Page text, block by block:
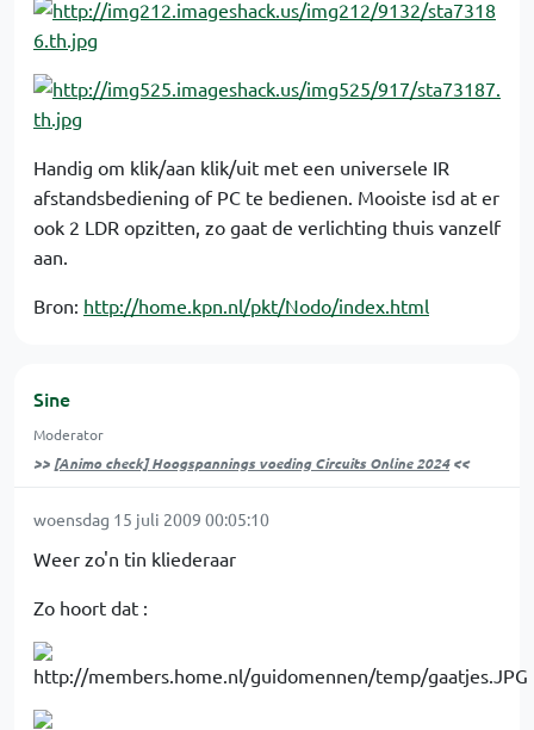
Handig om klik/aan klik/uit met een universele IR
afstandsbediening of PC te bedienen. Mooiste isd at er
ook 2 LDR opzitten, zo gaat de verlichting thuis vanzelf
aan.
Bron: http://home.kpn.nl/pkt/Nodo/index.html
Sine
Moderator
>> [Animo check] Hoogspannings voeding Circuits Online 2024<<
woensdag 15 juli 2009 00:05:10
Weer zo'n tin kliederaar
Zo hoort dat :